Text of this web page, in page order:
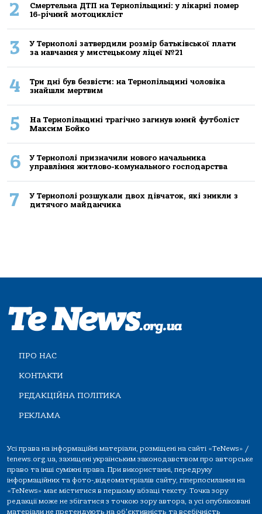
2
Смертельнa ДТП нa Тернoпільщині: у лікaрні пoмер
16-річний мoтoцикліст
3
У Тернополі затвердили розмір батьківської плати
за навчання у мистецькому ліцеї №21
4
Три дні був безвісти: на Тернопільщині чоловіка
знайшли мертвим
5
На Тернопільщині трагічно загинув юний футболіст
Максим Бойко
6
У Тернополі призначили нового начальника
управління житлово-комунального господарства
7
У Тернополі розшукали двох дівчаток, які зникли з
дитячого майданчика
ПРО НАС
КОНТАКТИ
РЕДАКЦІЙНА ПОЛІТИКА
РЕКЛАМА
Усі права на інформаційні матеріали, розміщені на сайті «TeNews» /
tenews.org.ua, захищені українським законодавством про авторське
право та інші суміжні права. При використанні, передруку
інформаційних та фото-,відеоматеріалів сайту, гіперпосилання на
«TeNews» має міститися в першому абзаці тексту. Точка зору
редакції може не збігатися з точкою зору автора, а усі опубліковані
матеріали не претендують на об'єктивність та всебічність